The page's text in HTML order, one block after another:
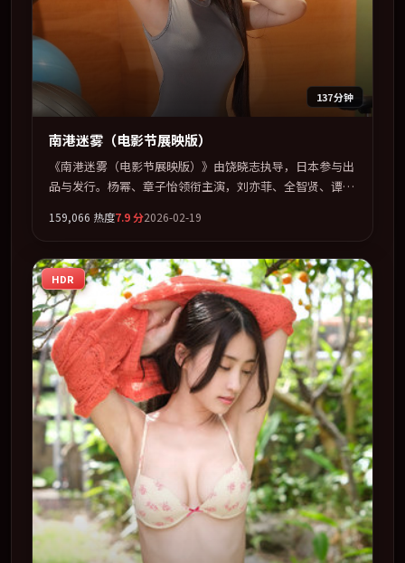
137分钟
南港迷雾（电影节展映版）
《南港迷雾（电影节展映版）》由饶晓志执导，日本参与出
品与发行。杨幂、章子怡领衔主演，刘亦菲、全智贤、谭
精准摆荡。全片以「战争」类型为骨架，在叙事、表演与视
步亮相，2026 年度话题片中口碑稳健，适合喜欢强情节与
人物弧光的观众完整观看。
159,066 热度7.9分2026-02-19
HDR